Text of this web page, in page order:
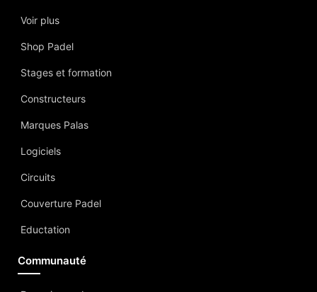
Voir plus
Shop Padel
Stages et formation
Constructeurs
Marques Palas
Logiciels
Circuits
Couverture Padel
Eductation
Communauté